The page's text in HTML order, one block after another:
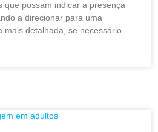
que possam indicar a presença
a direcionar para uma
mais detalhada, se necessário.